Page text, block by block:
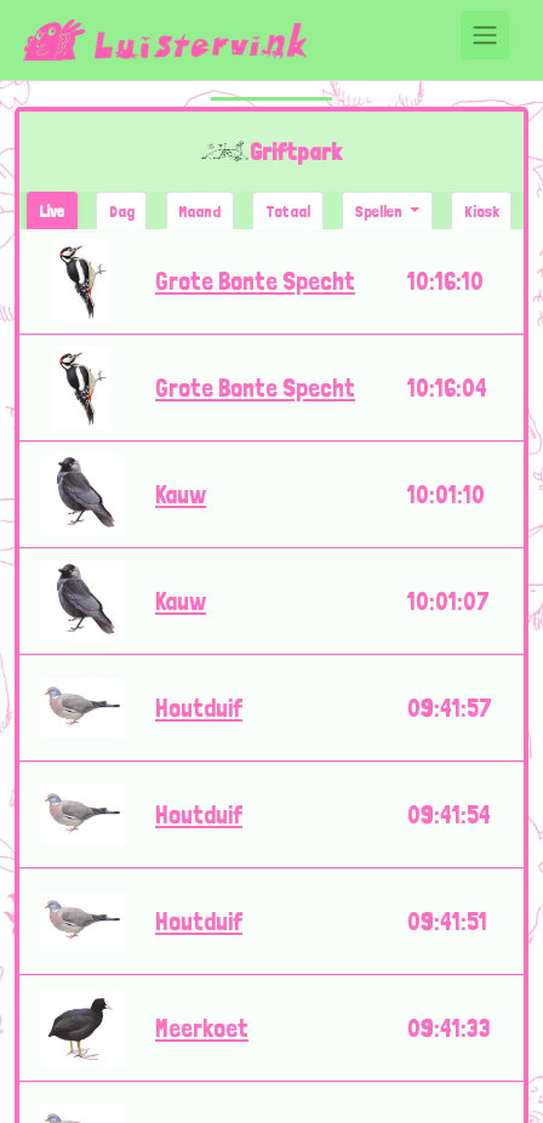
Griftpark
Live Dag Maand Totaal Spellen Kiosk
Grote Bonte Specht 10:16:10
Grote Bonte Specht 10:16:04
Kauw 10:01:10
Kauw 10:01:07
Houtduif 09:41:57
Houtduif 09:41:54
Houtduif 09:41:51
Meerkoet 09:41:33